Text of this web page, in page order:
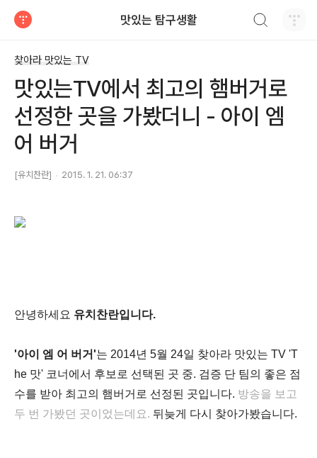
맛있는 탐구생활
찾아라 맛있는 TV
맛있는TV에서 최고의 햄버거로
선정한 곳을 가봤더니 - 아이 엠
어 버거
[유치찬란] 2015. 1. 21. 06:37
안녕하세요 유치찬란입니다.
'아이 엠 어 버거'는 2014년 5월 24일 찾아라 맛있는 TV 'T
he 맛' 코너에서 후보로 선택된 곳 중. 검증 단 팀의 좋은 점
수를 받아 최고의 햄버거로 선 정된 곳입니다. 방송을 보고
두 번 가봤던 곳이었는데요. 뒤늦게 다시 찾아가봤습니다.